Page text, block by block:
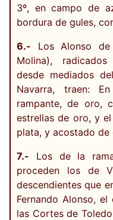
3º, en campo de
bordura de gules,
6.- Los Alonso
Molina),
desde mediados
Navarra, traen:
rampante, de oro,
estrellas de oro, y
plata, y acostado
7.- Los de la
proceden los de
descendientes que
Fernando Alonso,
las Cortes de